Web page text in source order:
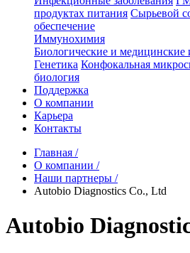
продуктах питания Сырьевой
обеспечение
Иммунохимия
Биологические и медицинские
Генетика Конфокальная
биология
Поддержка
О компании
Карьера
Контакты
Главная /
О компании /
Наши партнеры /
Autobio Diagnostics Co., Ltd
Autobio